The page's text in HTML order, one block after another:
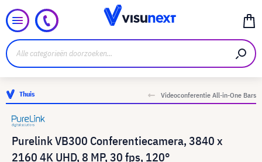
Thuis Videoconferentie All-in-One Bars
Purelink VB300 Conferentiecamera, 3840 x
2160 4K UHD, 8 MP, 30 fps, 120°